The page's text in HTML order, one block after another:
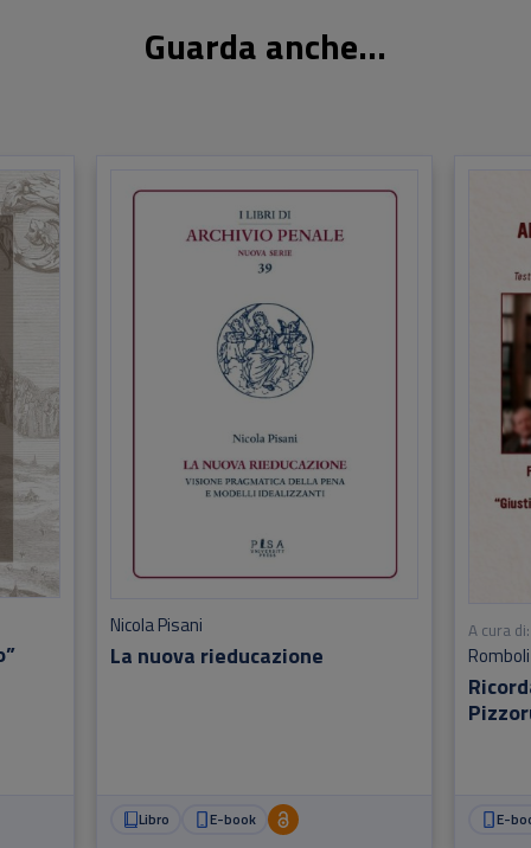
Guarda anche...
La nuova rieducazione
Nicola Pisani
Libro E-book
A cura di:
Romboli
E-